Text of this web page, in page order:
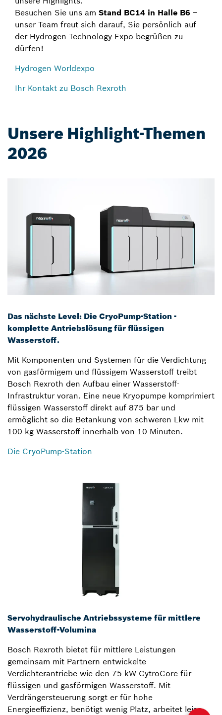
Besuchen Sie uns am Stand BC14 in Halle B6 –
unser Team freut sich darauf, Sie persönlich auf
der Hydrogen Technology Expo begrüßen zu
dürfen!
Hydrogen Worldexpo
Ihr Kontakt zu Bosch Rexroth
Unsere Highlight-Themen
2026
Das nächste Level: Die CryoPump-Station -
komplette Antriebslösung für flüssigen
Wasserstoff.
Mit Komponenten und Systemen für die Verdichtung
von gasförmigem und flüssigem Wasserstoff treibt
Bosch Rexroth den Aufbau einer Wasserstoff-
Infrastruktur voran. Eine neue Kryopumpe komprimiert
flüssigen Wasserstoff direkt auf 875 bar und
ermöglicht so die Betankung von schweren Lkw mit
100 kg Wasserstoff innerhalb von 10 Minuten.
Die CryoPump-Station
Servohydraulische Antriebssysteme für mittlere
Wasserstoff-Volumina
Bosch Rexroth bietet für mittlere Leistungen
gemeinsam mit Partnern entwickelte
Verdichterantriebe wie den 75 kW CytroCore für
flüssigen und gasförmigen Wasserstoff. Mit
Verdrängersteuerung sorgt er für hohe
Energieeffizienz, benötigt wenig Platz, arbeitet leise